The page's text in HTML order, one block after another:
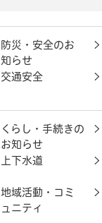
防災・安全のお
知らせ
交通安全
くらし・手続きの
お知らせ
上下水道
地域活動・コミ
ュニティ